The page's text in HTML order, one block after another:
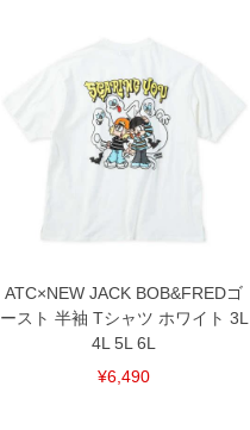
ATC×NEW JACK BOB&FREDゴ
ースト 半袖 Tシャツ ホワイト 3L
4L 5L 6L
¥6,490